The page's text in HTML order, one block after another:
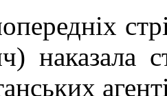
наказала